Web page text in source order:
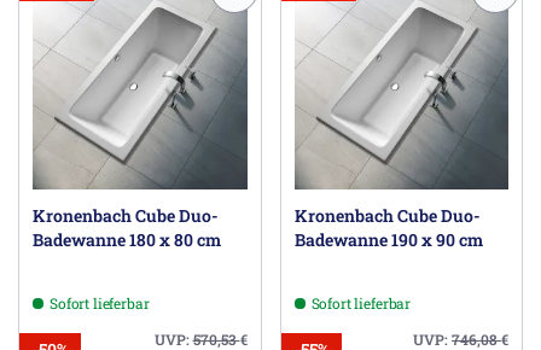
Kronenbach Cube Duo-
Badewanne 180 x 80 cm
Sofort lieferbar
UVP:570,53€
Kronenbach Cube Duo-
Badewanne 190 x 90 cm
Sofort lieferbar
UVP:746,08€